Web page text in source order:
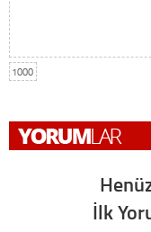
1000
İlk